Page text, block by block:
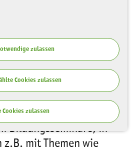
zulassen
Cookies zulassen
Cookies zulassen
in den Einsatzstellen
zum Inhalt
Jahres.
Bildungsseminare, in
z.B. mit Themen wie